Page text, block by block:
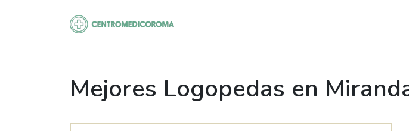
Mejores Logopedas en